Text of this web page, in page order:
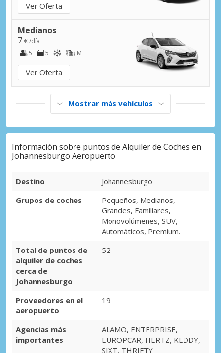
Ver Oferta
Medianos
7 € /día
5
5 M
Ver Oferta
Mostrar más vehículos
Información sobre puntos de Alquiler de Coches en
Johannesburgo Aeropuerto
Destino
Johannesburgo
Grupos de coches
Pequeños, Medianos,
Grandes, Familiares,
Monovolúmenes, SUV,
Automáticos, Premium.
Total de puntos de
alquiler de coches
cerca de
Johannesburgo
52
Proveedores en el
aeropuerto
19
Agencias más
importantes
ALAMO, ENTERPRISE,
EUROPCAR, HERTZ, KEDDY,
SIXT, THRIFTY